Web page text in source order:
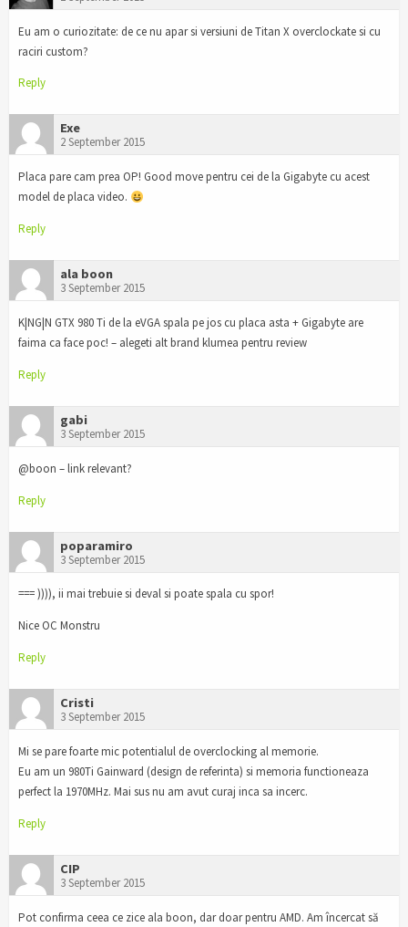
Eu am o curiozitate: de ce nu apar si versiuni de Titan X overclockate si cu
raciri custom?
Reply
Exe
2 September 2015
Placa pare cam prea OP! Good move pentru cei de la Gigabyte cu acest
model de placa video.
Reply
ala boon
3 September 2015
K|NG|N GTX 980 Ti de la eVGA spala pe jos cu placa asta + Gigabyte are
faima ca face poc! – alegeti alt brand klumea pentru review
Reply
gabi
3 September 2015
@boon – link relevant?
Reply
poparamiro
3 September 2015
=== )))), ii mai trebuie si deval si poate spala cu spor!
Nice OC Monstru
Reply
Cristi
3 September 2015
Mi se pare foarte mic potentialul de overclocking al memorie.
Eu am un 980Ti Gainward (design de referinta) si memoria functioneaza
perfect la 1970MHz. Mai sus nu am avut curaj inca sa incerc.
Reply
CIP
3 September 2015
Pot confirma ceea ce zice ala boon, dar doar pentru AMD. Am încercat să